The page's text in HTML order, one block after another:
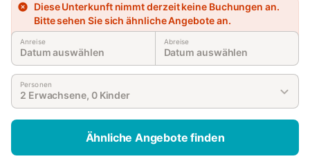
Diese Unterkunft nimmt derzeit keine Buchungen an.
Bitte sehen Sie sich ähnliche Angebote an.
Anreise
Datum auswählen
Abreise
Datum auswählen
Personen
2 Erwachsene, 0 Kinder
Ähnliche Angebote finden